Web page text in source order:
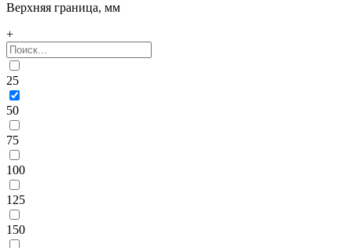
Верхняя граница, мм
+
25
50
75
100
125
150